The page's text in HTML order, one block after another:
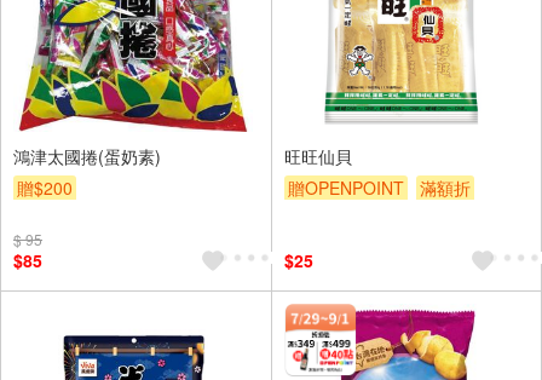
鴻津太國捲(蛋奶素)
贈$200
$ 95
$85
旺旺仙貝
贈OPENPOINT
滿額折
$25